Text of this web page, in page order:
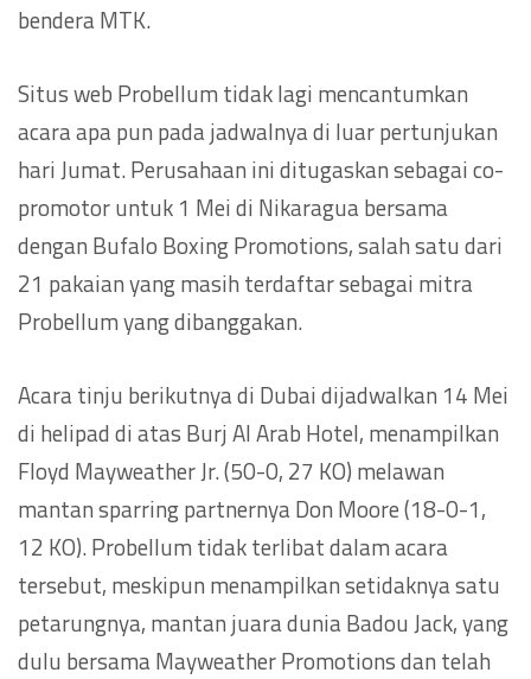
bendera MTK.
Situs web Probellum tidak lagi mencantumkan
acara apa pun pada jadwalnya di luar pertunjukan
hari Jumat. Perusahaan ini ditugaskan sebagai co-
promotor untuk 1 Mei di Nikaragua bersama
dengan Bufalo Boxing Promotions, salah satu dari
21 pakaian yang masih terdaftar sebagai mitra
Probellum yang dibanggakan.
Acara tinju berikutnya di Dubai dijadwalkan 14 Mei
di helipad di atas Burj Al Arab Hotel, menampilkan
Floyd Mayweather Jr. (50-0, 27 KO) melawan
mantan sparring partnernya Don Moore (18-0-1,
12 KO). Probellum tidak terlibat dalam acara
tersebut, meskipun menampilkan setidaknya satu
petarungnya, mantan juara dunia Badou Jack, yang
dulu bersama Mayweather Promotions dan telah